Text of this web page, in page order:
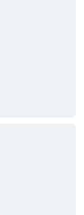
den